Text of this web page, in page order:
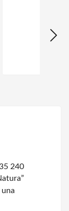
240